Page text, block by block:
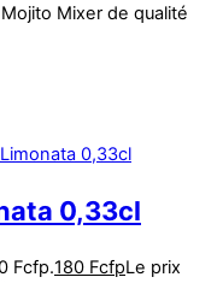
Mixer de qualité
0,33cl
Fcfp.180 FcfpLe prix